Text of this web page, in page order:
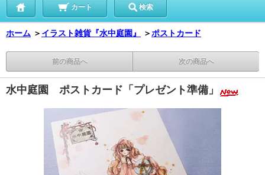
カート 検索
ホーム ＞ イラスト雑貨『水中庭園』 ＞ポストカード
前の商品へ 次の商品へ
水中庭園 ポストカード「プレゼント準備」